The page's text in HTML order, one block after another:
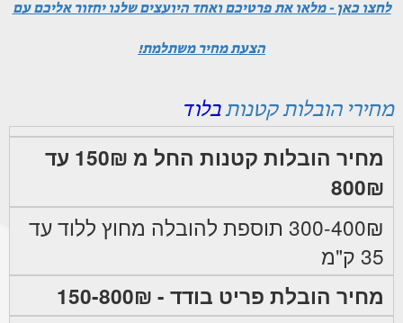
לחצו כאן - מלאו את פרטיכם ואחד היועצים שלנו יחזור אליכם עם
הצעת מחיר משתלמת!
מחירי הובלות קטנותבלוד
מחיר הובלות קטנות החל מ 150₪ עד
800₪
300-400₪ תוספת להובלה מחוץ ללוד עד
35 ק"מ
מחיר הובלת פריט בודד - 150-800₪